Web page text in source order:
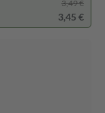
3,49 €
3,45 €